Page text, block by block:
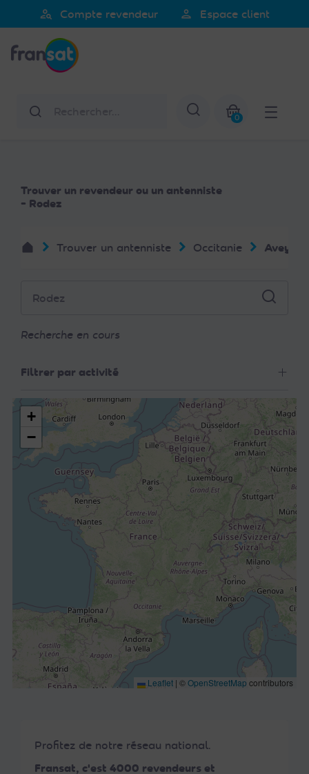
noter
Ce
comprend
person_search Compte revendeur person Espace client
Afficher la
0
Trouver un revendeur ou un antenniste
- Rodez
Trouver un antenniste Occitanie Aveyron
Recherche en cours
Filtrer par activité
Profitez de notre réseau national.
Fransat, c'est 4000 revendeurs et
+
−
Leaflet | ©OpenStreetMap contributors